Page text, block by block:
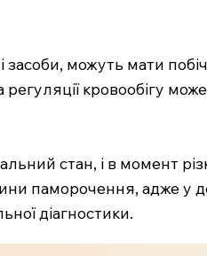
засоби, можуть мати
кровообігу
стан, і в момент
паморочення, адже у
діагностики.